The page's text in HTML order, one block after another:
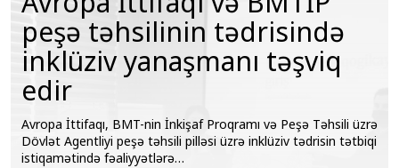
peşə təhsilinin tədrisində
inklüziv yanaşmanı təşviq
edir
Avropa İttifaqı, BMT-nin İnkişaf Proqramı və Peşə Təhsili üzrə
Dövlət Agentliyi peşə təhsili pilləsi üzrə inklüziv tədrisin tətbiqi
istiqamətində fəaliyyətlərə…